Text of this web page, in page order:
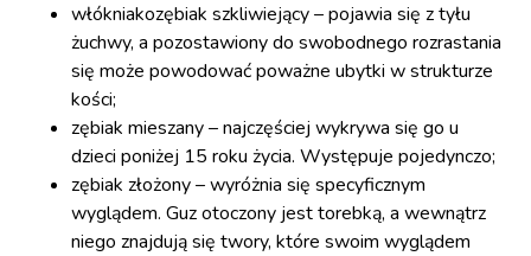
włókniakozębiak szkliwiejący – pojawia się z tyłu
żuchwy, a pozostawiony do swobodnego rozrastania
się może powodować poważne ubytki w strukturze
kości;
zębiak mieszany – najczęściej wykrywa się go u
dzieci poniżej 15 roku życia. Występuje pojedynczo;
zębiak złożony – wyróżnia się specyficznym
wyglądem. Guz otoczony jest torebką, a wewnątrz
niego znajdują się twory, które swoim wyglądem